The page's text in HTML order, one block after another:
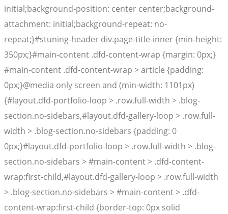
initial;background-position: center center;background-
attachment: initial;background-repeat: no-
repeat;}#stuning-header div.page-title-inner {min-height:
350px;}#main-content .dfd-content-wrap {margin: 0px;}
#main-content .dfd-content-wrap > article {padding:
0px;}@media only screen and (min-width: 1101px)
{#layout.dfd-portfolio-loop > .row.full-width > .blog-
section.no-sidebars,#layout.dfd-gallery-loop > .row.full-
width > .blog-section.no-sidebars {padding: 0
0px;}#layout.dfd-portfolio-loop > .row.full-width > .blog-
section.no-sidebars > #main-content > .dfd-content-
wrap:first-child,#layout.dfd-gallery-loop > .row.full-width
> .blog-section.no-sidebars > #main-content > .dfd-
content-wrap:first-child {border-top: 0px solid